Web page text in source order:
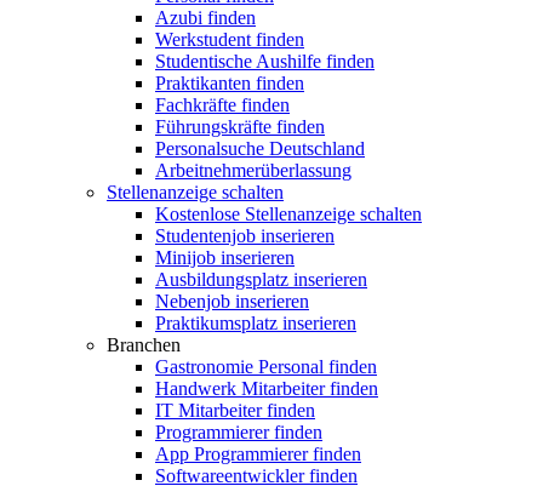
Azubi finden
Werkstudent finden
Studentische Aushilfe finden
Praktikanten finden
Fachkräfte finden
Führungskräfte finden
Personalsuche Deutschland
Arbeitnehmerüberlassung
Stellenanzeige schalten
Kostenlose Stellenanzeige schalten
Studentenjob inserieren
Minijob inserieren
Ausbildungsplatz inserieren
Nebenjob inserieren
Praktikumsplatz inserieren
Branchen
Gastronomie Personal finden
Handwerk Mitarbeiter finden
IT Mitarbeiter finden
Programmierer finden
App Programmierer finden
Softwareentwickler finden